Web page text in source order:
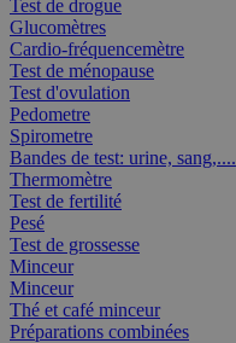
Test de drogue
Glucomètres
Cardio-fréquencemètre
Test de ménopause
Test d'ovulation
Pedometre
Spirometre
Bandes de test: urine, sang,....
Thermomètre
Test de fertilité
Pesé
Test de grossesse
Minceur
Minceur
Thé et café minceur
Préparations combinées